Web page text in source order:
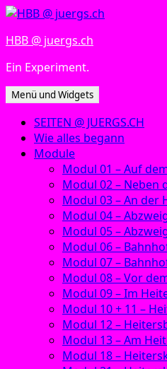
Zum
springen
HBB @ juergs.ch
Ein Experiment.
Menü und Widgets
SEITEN @ JUERGS.CH
Wie alles begann
Module
Modul 01 – Auf
Modul 02 – Neben
Modul 03 – An der
Modul 04 –
Modul 05 –
Modul 06 –
Modul 07 –
Modul 08 – Vor
Modul 09 – Im
Modul 10 + 11 –
Modul 12 –
Modul 13 – Am
Modul 18 –